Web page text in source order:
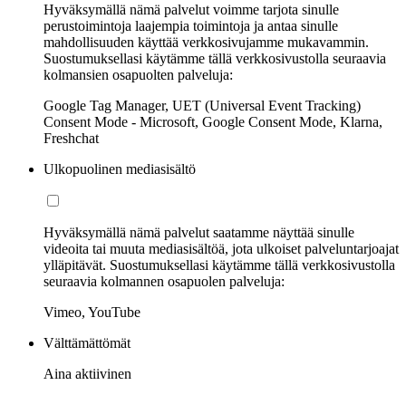
Hyväksymällä nämä palvelut voimme tarjota sinulle
perustoimintoja laajempia toimintoja ja antaa sinulle
mahdollisuuden käyttää verkkosivujamme mukavammin.
Suostumuksellasi käytämme tällä verkkosivustolla seuraavia
kolmansien osapuolten palveluja:
Google Tag Manager, UET (Universal Event Tracking)
Consent Mode - Microsoft, Google Consent Mode, Klarna,
Freshchat
Ulkopuolinen mediasisältö
Hyväksymällä nämä palvelut saatamme näyttää sinulle
videoita tai muuta mediasisältöä, jota ulkoiset palveluntarjoajat
ylläpitävät. Suostumuksellasi käytämme tällä verkkosivustolla
seuraavia kolmannen osapuolen palveluja:
Vimeo, YouTube
Välttämättömät
Aina aktiivinen